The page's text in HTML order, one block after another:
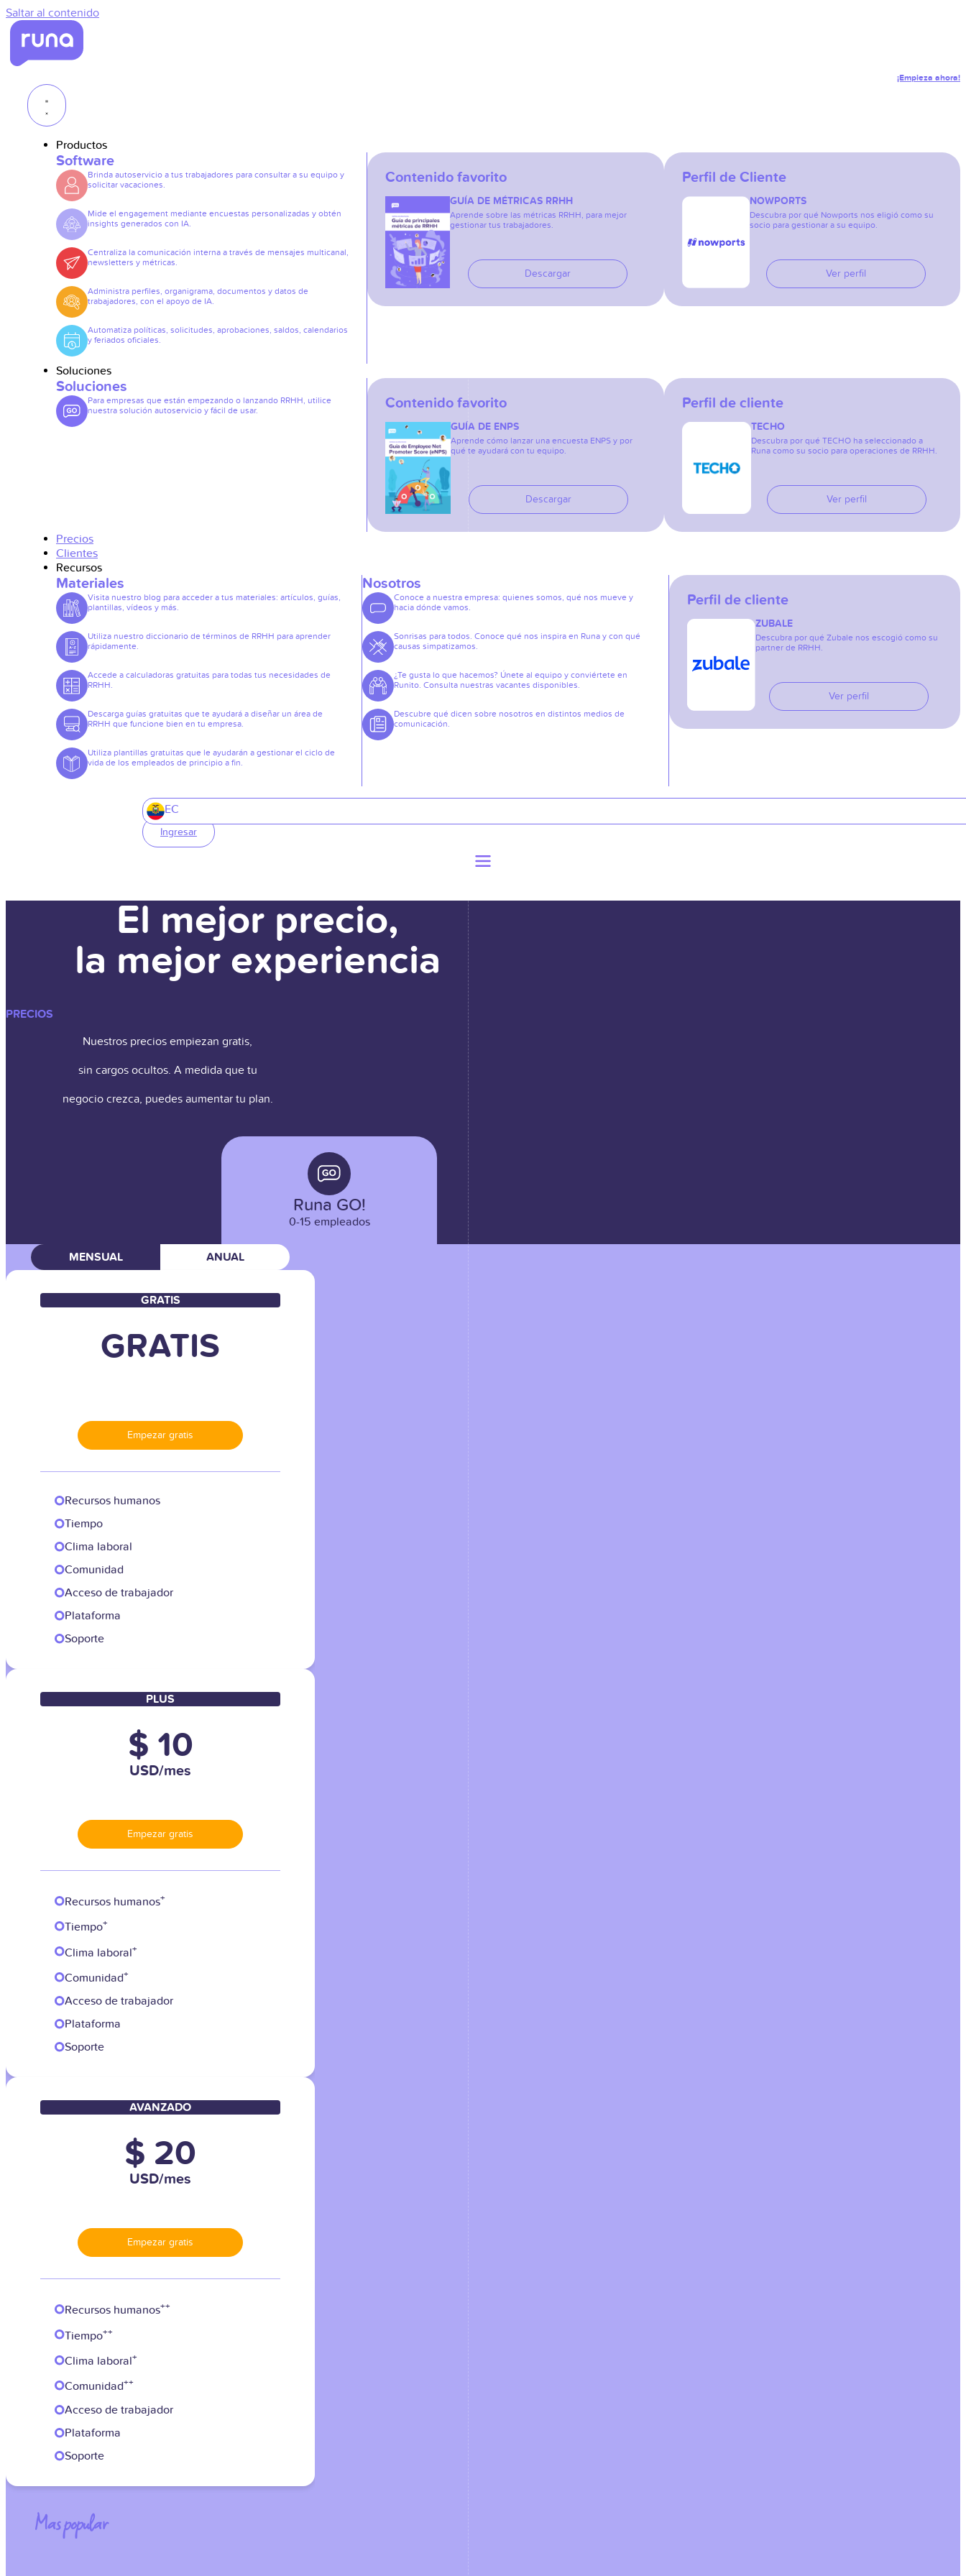
Saltar al contenido
¡Empieza ahora!
Productos
Software
Brinda autoservicio a tus trabajadores para consultar a su equipo y
solicitar vacaciones.
Mide el engagement mediante encuestas personalizadas y obtén
insights generados con IA.
Centraliza la comunicación interna a través de mensajes multicanal,
newsletters y métricas.
Administra perfiles, organigrama, documentos y datos de
trabajadores, con el apoyo de IA.
Automatiza políticas, solicitudes, aprobaciones, saldos, calendarios
y feriados oficiales.
Contenido favorito
GUÍA DE MÉTRICAS RRHH
Aprende sobre las métricas RRHH, para mejor
gestionar tus trabajadores.
Descargar
Perfil de Cliente
NOWPORTS
Descubra por qué Nowports nos eligió como su
socio para gestionar a su equipo.
Ver perfil
Soluciones
Soluciones
Para empresas que están empezando o lanzando RRHH, utilice
nuestra solución autoservicio y fácil de usar.
Contenido favorito
GUÍA DE ENPS
Aprende cómo lanzar una encuesta ENPS y por
qué te ayudará con tu equipo.
Descargar
Perfil de cliente
TECHO
Descubra por qué TECHO ha seleccionado a
Runa como su socio para operaciones de RRHH.
Ver perfil
Precios
Clientes
Recursos
Materiales
Visita nuestro blog para acceder a tus materiales: artículos, guías,
plantillas, vídeos y más.
Utiliza nuestro diccionario de términos de RRHH para aprender
rápidamente.
Accede a calculadoras gratuitas para todas tus necesidades de
RRHH.
Descarga guías gratuitas que te ayudará a diseñar un área de
RRHH que funcione bien en tu empresa.
Utiliza plantillas gratuitas que le ayudarán a gestionar el ciclo de
vida de los empleados de principio a fin.
Nosotros
Conoce a nuestra empresa: quienes somos, qué nos mueve y
hacia dónde vamos.
Sonrisas para todos. Conoce qué nos inspira en Runa y con qué
causas simpatizamos.
¿Te gusta lo que hacemos? Únete al equipo y conviértete en
Runito. Consulta nuestras vacantes disponibles.
Descubre qué dicen sobre nosotros en distintos medios de
comunicación.
Perfil de cliente
ZUBALE
Descubra por qué Zubale nos escogió como su
partner de RRHH.
Ver perfil
EC
Ingresar
El mejor precio,
la mejor experiencia
PRECIOS
Nuestros precios empiezan gratis,
sin cargos ocultos. A medida que tu
negocio crezca, puedes aumentar tu plan.
Runa GO!
0-15 empleados
MENSUAL ANUAL
GRATIS
GRATIS
Empezar gratis
Recursos humanos
Tiempo
Clima laboral
Comunidad
Acceso de trabajador
Plataforma
Soporte
PLUS
$ 10
USD/mes
Empezar gratis
Recursos humanos+
Tiempo+
Clima laboral+
Comunidad+
Acceso de trabajador
Plataforma
Soporte
AVANZADO
$ 20
USD/mes
Empezar gratis
Recursos humanos++
Tiempo++
Clima laboral+
Comunidad++
Acceso de trabajador
Plataforma
Soporte
Mas popular